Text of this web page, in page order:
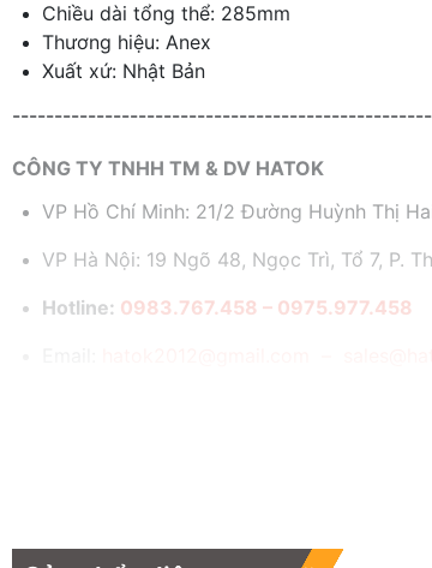
Chiều dài tổng thể: 285mm
Thương hiệu: Anex
Xuất xứ: Nhật Bản
CÔNG TY TNHH TM & DV HATOK
VP Hồ Chí Minh: 21/2 Đường Huỳnh Thị
VP Hà Nội: 19 Ngõ 48, Ngọc Trì, Tổ 7, P.
Hotline: 0983.767.458 – 0975.977.458